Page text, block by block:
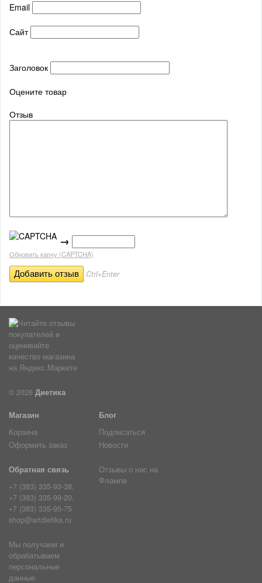
Email
Сайт
Заголовок
Оцените товар
Отзыв
→
Обновить капчу (CAPTCHA)
Ctrl+Enter
© 2026 Диетика
Магазин
Корзина
Оформить заказ
Блог
Подписаться
Новости
Обратная связь
+7 (383) 335-93-38,
+7 (383) 335-99-20,
+7 (383) 335-95-75
shop@artdietika.ru
Отзывы о нас на
Флампе
Мы получаем и
обрабатываем
персональные
данные